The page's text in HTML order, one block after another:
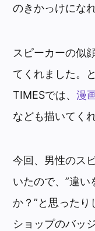
のきかっけにな
スピーカーの似
てくれました。
TIMESでは、漫
なども描いてく
今回、男性のス
いたので、”違
か？”と思ったり
ショップのバッ